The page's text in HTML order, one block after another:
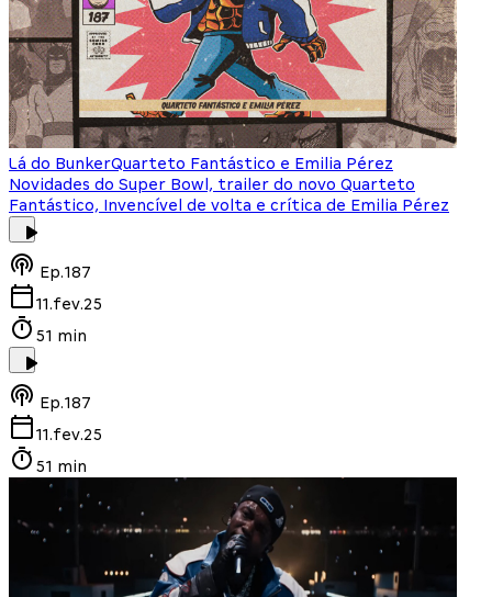
Lá do BunkerQuarteto Fantástico e Emilia Pérez
Novidades do Super Bowl, trailer do novo Quarteto
Fantástico, Invencível de volta e crítica de Emilia Pérez
Ep.187
11.fev.25
51 min
Ep.187
11.fev.25
51 min